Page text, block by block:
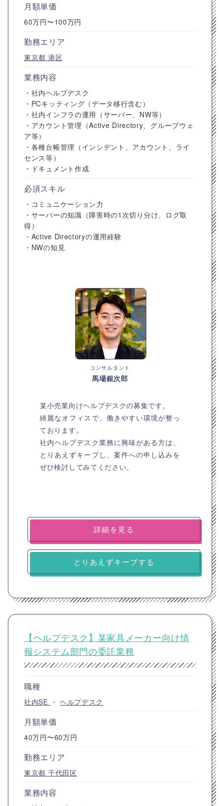
月額単価
60万円〜100万円
勤務エリア
東京都 港区
業務内容
・社内ヘルプデスク
・PCキッティング（データ移行含む）
・社内インフラの運用（サーバー、NW等）
・アカウント管理（Active Directory、グループウェ
ア等）
・各種台帳管理（インシデント、アカウント、ライ
センス等）
・ドキュメント作成
必須スキル
・コミュニケーション力
・サーバーの知識（障害時の1次切り分け、ログ取
得）
・Active Directoryの運用経験
・NWの知見
コンサルタント
馬場銀次郎
某小売業向けヘルプデスクの募集です。
綺麗なオフィスで、働きやすい環境が整っ
ております。
社内ヘルプデスク業務に興味がある方は、
とりあえずキープし、案件への申し込みを
ぜひ検討してみてください。
詳細を見る
とりあえずキープする
【ヘルプデスク】某家具メーカー向け情
報システム部門の委託業務
職種
社内SE ・ ヘルプデスク
月額単価
40万円〜60万円
勤務エリア
東京都 千代田区
業務内容